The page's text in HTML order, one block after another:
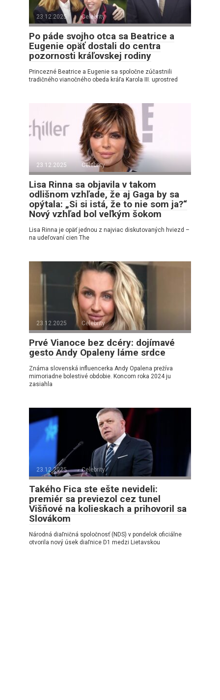
23.12.2025 Celebrity
Po páde svojho otca sa Beatrice a
Eugenie opäť dostali do centra
pozornosti kráľovskej rodiny
Princezné Beatrice a Eugenie sa spoločne zúčastnili
tradičného vianočného obeda kráľa Karola III. uprostred
23.12.2025 Celebrity
Lisa Rinna sa objavila v takom
odlišnom vzhľade, že aj Gaga by sa
opýtala: „Si si istá, že to nie som ja?“
Nový vzhľad bol veľkým šokom
Lisa Rinna je opäť jednou z najviac diskutovaných hviezd –
na udeľovaní cien The
23.12.2025 Celebrity
Prvé Vianoce bez dcéry: dojímavé
gesto Andy Opaleny láme srdce
Známa slovenská influencerka Andy Opalena prežíva
mimoriadne bolestivé obdobie. Koncom roka 2024 ju
zasiahla
23.12.2025 Celebrity
Takého Fica ste ešte nevideli:
premiér sa previezol cez tunel
Višňové na kolieskach a prihovoril sa
Slovákom
Národná diaľničná spoločnosť (NDS) v pondelok oficiálne
otvorila nový úsek diaľnice D1 medzi Lietavskou